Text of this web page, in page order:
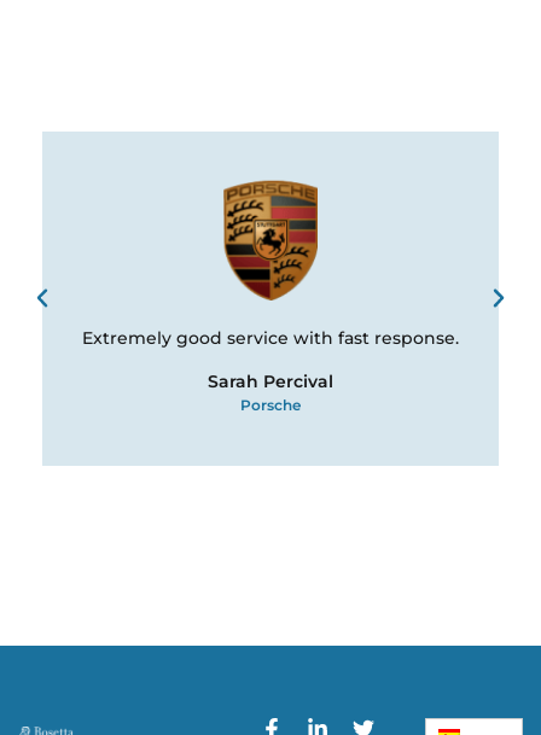
Extremely good service with fast response.
Sarah Percival
Porsche